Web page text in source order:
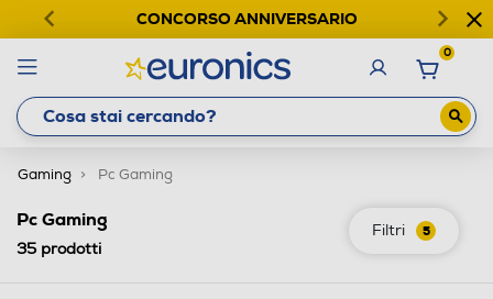
CONCORSO ANNIVERSARIO
0
Gaming Pc Gaming
Filtri 5
Pc Gaming
35 prodotti